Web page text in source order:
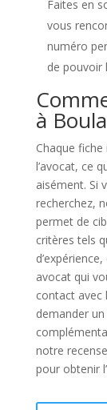
Faites en
vous
numéro
de pouvoir
à
Chaque
l’avocat, ce
aisément. Si
recherchez,
permet de
critères tels
avocat qui
contact avec
demander
notre
pour obtenir